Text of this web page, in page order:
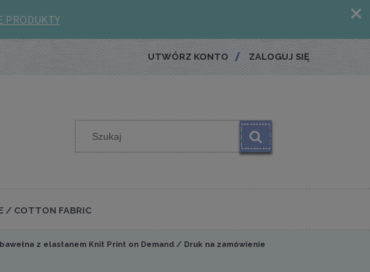
UTWÓRZ KONTO ZALOGUJ SIĘ
/ COTTON FABRIC
z elastanem Knit Print on Demand / Druk na zamówienie